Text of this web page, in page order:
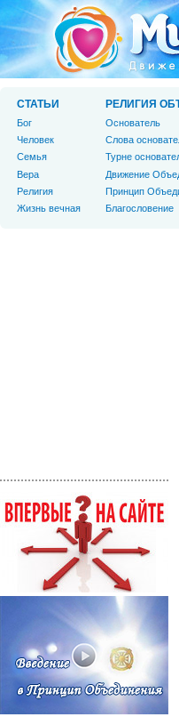
СТАТЬИ
Бог
Человек
Cемья
Вера
Религия
Жизнь вечная
РЕЛИГИЯ
Основатель
Слова
Турне
Движение
Принцип
Благословение